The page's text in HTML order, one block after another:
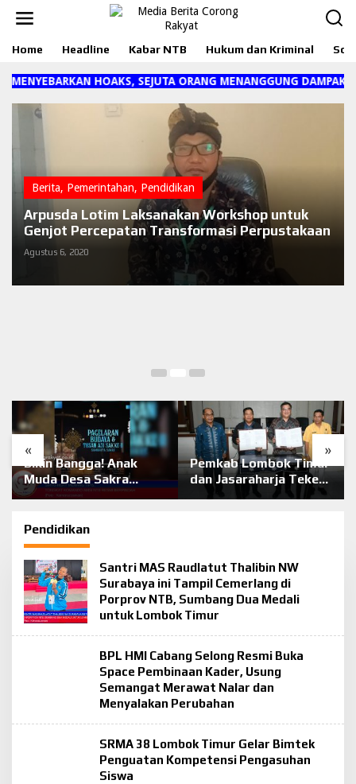
Home Headline Kabar NTB Hukum dan Kriminal
HOAKS, SEJUTA ORANG MENANGGUNG
Berita, Pemerintahan, Pendidikan
Arpusda Lotim Laksanakan Workshop untuk
Genjot Percepatan Transformasi Perpustakaan
Agustus 6, 2020
« »
Bikin Bangga! Anak
Muda Desa Sakra
Bersatu Gelar Pesta
Pusaka Sakral
“Samuhita Sakre”
Pemkab Lombok Timur
dan Jasaraharja Teken
Kerja Sama Asuransi
Pendidikan
Santri MAS Raudlatut Thalibin NW
Surabaya ini Tampil Cemerlang di
Porprov NTB, Sumbang Dua Medali
untuk Lombok Timur
BPL HMI Cabang Selong Resmi Buka
Space Pembinaan Kader, Usung
Semangat Merawat Nalar dan
Menyalakan Perubahan
SRMA 38 Lombok Timur Gelar Bimtek
Penguatan Kompetensi Pengasuhan
Siswa